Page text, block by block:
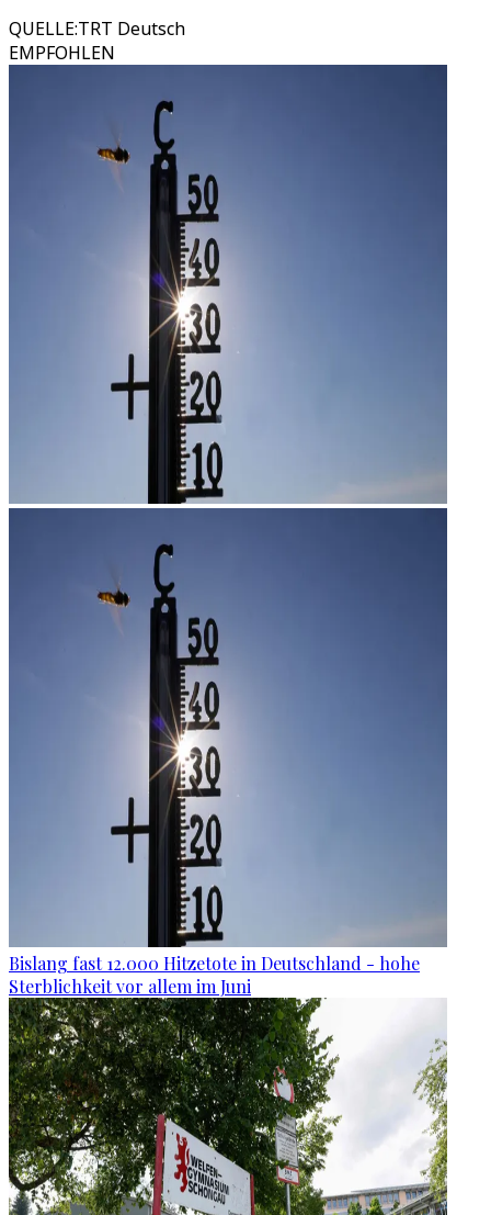
QUELLE:TRT Deutsch
EMPFOHLEN
Bislang fast 12.000 Hitzetote in Deutschland - hohe
Sterblichkeit vor allem im Juni